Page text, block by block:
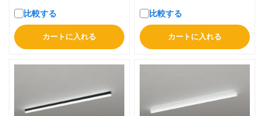
比較する
カートに入れる
比較する
カートに入れる